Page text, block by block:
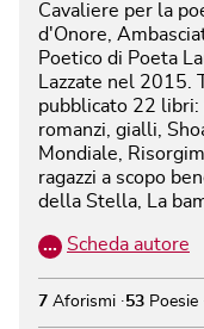
Cavaliere per la
d'Onore,
Poetico di Poeta
Lazzate nel 2015.
pubblicato 22 libri:
romanzi, gialli,
Mondiale,
ragazzi a scopo
della Stella, La
… Scheda autore
7 Aforismi 53 Poesie